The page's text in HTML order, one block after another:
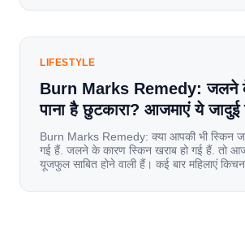
यूज़र्स का जबरदस्त रिस्पॉन्स लॉन्च के तुरंत […]
LIFESTYLE
Burn Marks Remedy: जलने
पाना है छुटकारा? आजमाएं ये
Burn Marks Remedy: क्या आपकी भी स्किन
गई हैं. जलने के कारण स्किन खराब हो गई हैं. तो
यूजफुल साबित होने वाली हैं। कई बार महिलाएं
[…]